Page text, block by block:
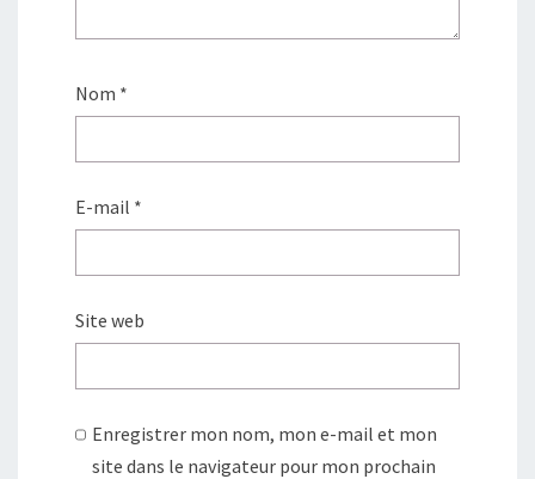
Nom *
E-mail *
Site web
Enregistrer mon nom, mon e-mail et mon
site dans le navigateur pour mon prochain